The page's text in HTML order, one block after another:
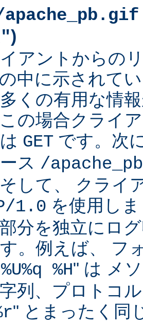
)
アントからの
中に示されて
くの有用な情
の場合クライ
GET です。次
ス /
して、 クライ
1.0 を使用し
分を独立にロ
。例えば、 フ
%H" は メ
列、プロトコ
" とまったく同